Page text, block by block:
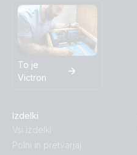
To je
Victron
Izdelki
Vsi izdelki
Polni in pretvarjaj